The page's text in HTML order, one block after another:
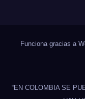
Funciona gracias a
“EN COLOMBIA SE